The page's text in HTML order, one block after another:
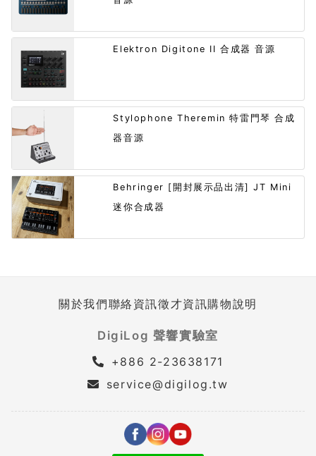
Elektron Digitone II 合成器 音源
Stylophone Theremin 特雷門琴 合成
器音源
Behringer [開封展示品出清] JT Mini
迷你合成器
關於我們聯絡資訊徵才資訊購物說明
DigiLog 聲響實驗室
+886 2-23638171
service@digilog.tw